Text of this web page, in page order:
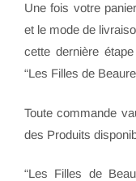
Une fois votre
et le mode de
cette dernière
“Les Filles de
Toute commande
des Produits
“Les Filles de